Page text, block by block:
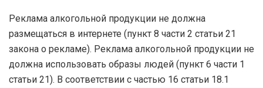
Реклама алкогольной продукции не должна
размещаться в интернете (пункт 8 части 2 статьи 21
закона о рекламе). Реклама алкогольной продукции не
должна использовать образы людей (пункт 6 части 1
статьи 21). В соответствии с частью 16 статьи 18.1